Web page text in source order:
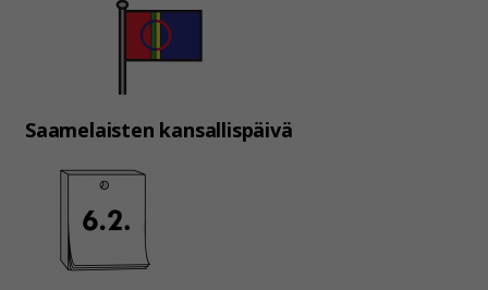
Saamelaisten kansallispäivä